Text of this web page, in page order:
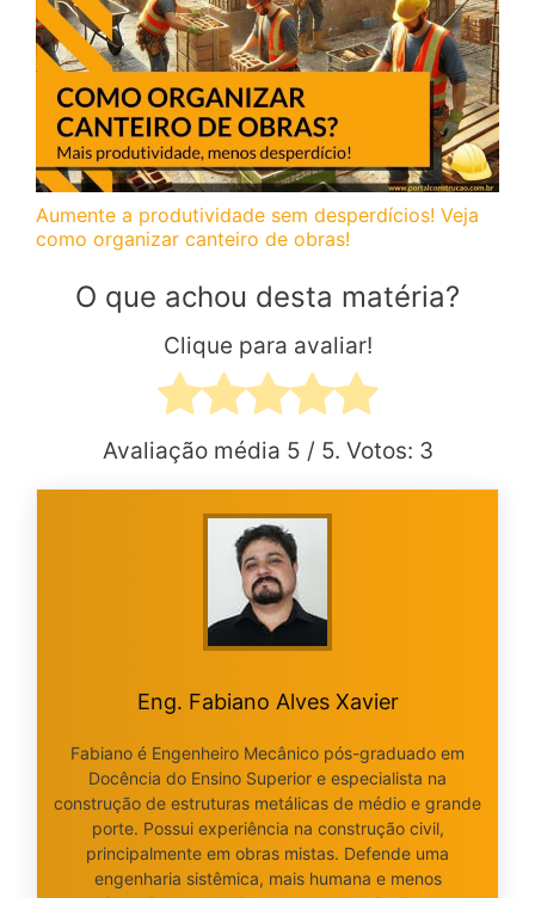
Aumente a produtividade sem desperdícios! Veja
como organizar canteiro de obras!
O que achou desta matéria?
Clique para avaliar!
Avaliação média 5 / 5. Votos: 3
Eng. Fabiano Alves Xavier
Fabiano é Engenheiro Mecânico pós-graduado em
Docência do Ensino Superior e especialista na
construção de estruturas metálicas de médio e grande
porte. Possui experiência na construção civil,
principalmente em obras mistas. Defende uma
engenharia sistêmica, mais humana e menos